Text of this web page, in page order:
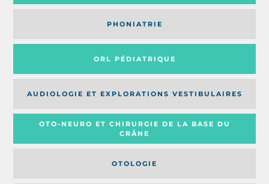
PHONIATRIE
ORL PÉDIATRIQUE
AUDIOLOGIE ET EXPLORATIONS VESTIBULAIRES
OTO-NEURO ET CHIRURGIE DE LA BASE DU
CRÂNE
OTOLOGIE